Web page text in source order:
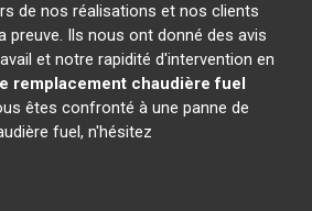
de nos réalisations et nos clients
preuve. Ils nous ont donné des avis
et notre rapidité d'intervention en
remplacement chaudière fuel
êtes confronté à une panne de
fuel, n'hésitez